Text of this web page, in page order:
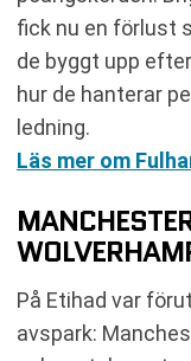
fick nu en förlust
de byggt upp
hur de hanterar
ledning.
Läs mer om
På Etihad var
avspark: